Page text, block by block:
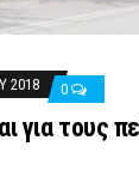
2018 0
για τους